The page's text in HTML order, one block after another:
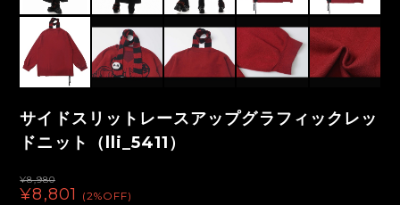
サイドスリットレースアップグラフィックレッ
ドニット（lli_5411）
¥8,980
¥8,801 (2%OFF)